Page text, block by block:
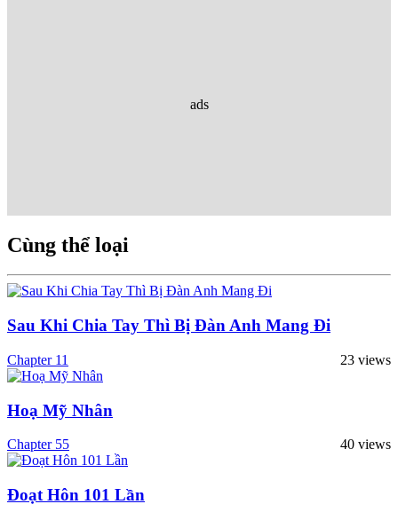
Quyển 1 – Chương 43: Dương Cầm
Quyển 1 – Chương 50: Cua
2 năm trước
ads
Cùng thể loại
Sau Khi Chia Tay Thì Bị Đàn Anh Mang Đi
23 views
Chapter 11
Hoạ Mỹ Nhân
40 views
Chapter 55
Đoạt Hôn 101 Lần